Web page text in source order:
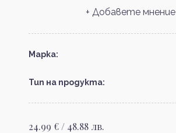
+ Добавете мнение
Марка:
Тип на продукта:
24.99 € / 48.88 лв.